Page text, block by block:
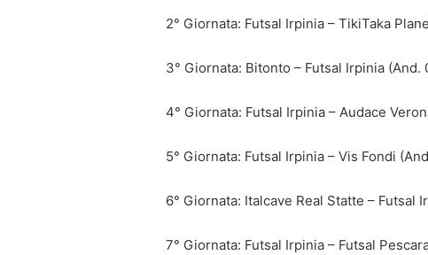
2° Giornata: Futsal Irpinia – TikiTaka
3° Giornata: Bitonto – Futsal Irpinia (And.
4° Giornata: Futsal Irpinia – Audace
5° Giornata: Futsal Irpinia – Vis Fondi
6° Giornata: Italcave Real Statte – Futsal
7° Giornata: Futsal Irpinia – Futsal